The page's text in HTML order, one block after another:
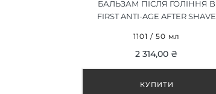
БАЛЬЗАМ ПІСЛЯ ГОЛІННЯ B
FIRST ANTI-AGE AFTER SHAVE
1101 / 50 мл
2 314,00 ₴